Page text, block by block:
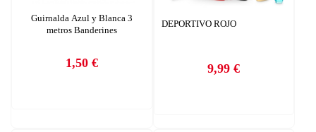
Guirnalda Azul y Blanca 3
metros Banderines
Precio
1,50 €
DEPORTIVO ROJO
Precio
9,99 €
Nombre de la lista de deseos
Debe iniciar sesión para guardar productos en su lista de deseos.